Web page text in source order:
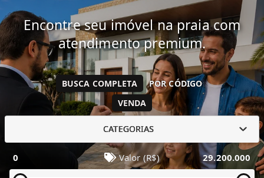
Encontre seu imóvel na praia com
atendimento premium.
VENDA
BUSCA COMPLETA POR CÓDIGO
CATEGORIAS
0 Valor (R$) 29.200.000